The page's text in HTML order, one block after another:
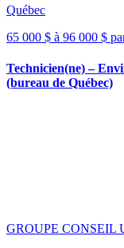
Québec
65 000 $ à 96 000 $
Technicien(ne) –
(bureau de Québec)
GROUPE CONSEIL